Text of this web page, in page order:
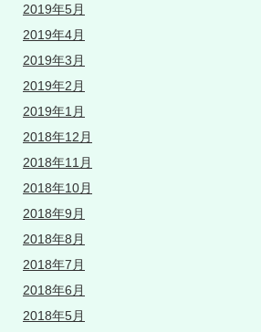
2019年5月
2019年4月
2019年3月
2019年2月
2019年1月
2018年12月
2018年11月
2018年10月
2018年9月
2018年8月
2018年7月
2018年6月
2018年5月